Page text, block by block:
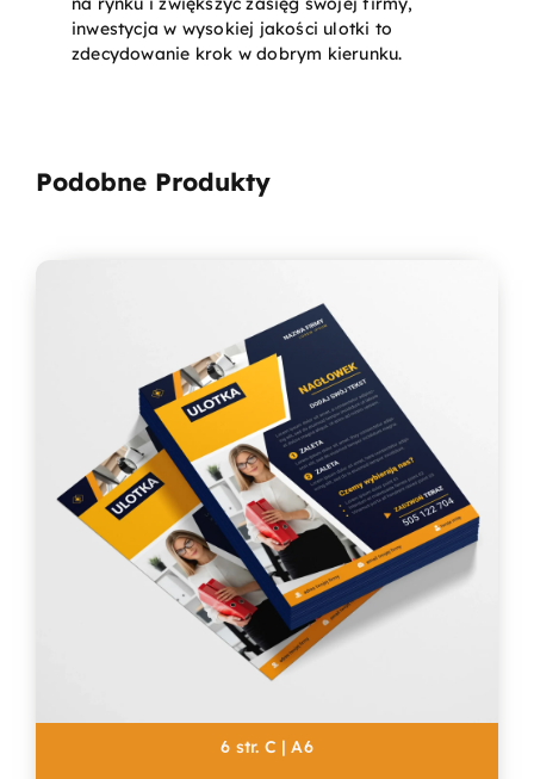
inwestycja w wysokiej jakości ulotki to
zdecydowanie krok w dobrym kierunku.
Podobne Produkty
6 str. C | A6